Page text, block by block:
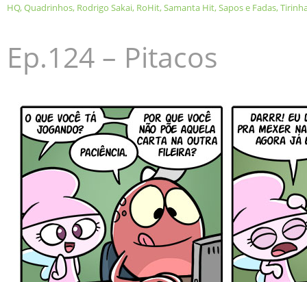
HQ,Quadrinhos, Rodrigo Sakai, RoHit,Samanta Hit,Sapos e Fadas,
Ep.124 – Pitacos